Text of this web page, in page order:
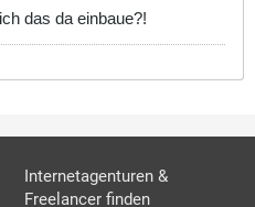
das da einbaue?!
Internetagenturen &
Freelancer finden